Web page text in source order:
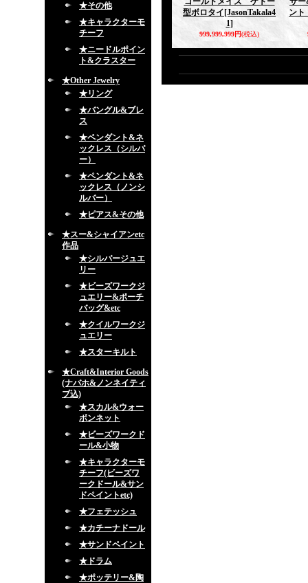
★その他
★キャラクターモ
チーフ
★ニードルポイン
ト&クラスター
★Other Jewelry
★リング
★バングル&ブレ
ス
★ペンダント&ネ
ックレス（シルバ
ー）
★ペンダント&ネ
ックレス（ノンシ
ルバー）
★ピアス&その他
★スー&シャイアンetc
作品
★シルバージュエ
リー
★ビーズワークジ
ュエリー&ポーチ
バッグ&etc
★クイルワークジ
ュエリー
★スターキルト
★Craft&Interior Goods
(ナバホ&ノンネイティ
ブ込)
★スカル&ウォー
ボンネット
★ビーズワークド
ール&小物
★キャラクターモ
チーフ(ビーズワ
ークドール&サン
ドペイントetc)
★フェテッシュ
★カチーナドール
★サンドペイント
★ドラム
★ポッテリー&陶
型ボロタイ [JasonTakala4
1]
999,999,999円(税込)
ン